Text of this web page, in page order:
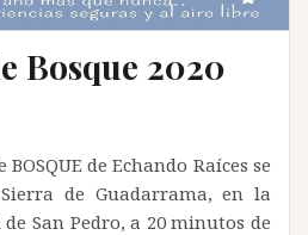
Bosque 2020
BOSQUE de Echando Raíces se
de Guadarrama, en la
San Pedro, a 20 minutos de